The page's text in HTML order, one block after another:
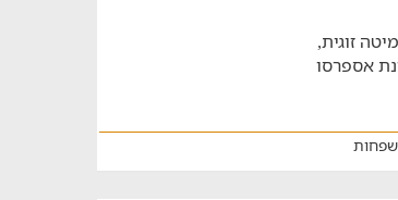
זוגית,
אספרסו